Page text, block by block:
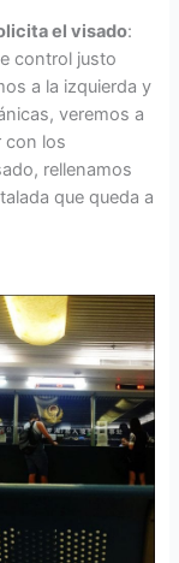
el visado:
control justo
a la izquierda y
veremos a
con los
rellenamos
que queda a